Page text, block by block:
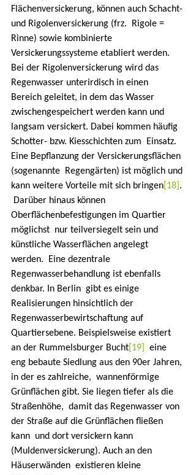
Flächenversickerung, können auch Schacht-
und Rigolenversickerung (frz.  Rigole =
Rinne) sowie kombinierte
Versickerungssysteme etabliert werden.
Bei der Rigolenversickerung wird das
Regenwasser unterirdisch in einen
Bereich geleitet, in dem das Wasser
zwischengespeichert werden kann und
langsam versickert. Dabei kommen häufig
Schotter- bzw. Kiesschichten zum  Einsatz.
Eine Bepflanzung der Versickerungsflächen
(sogenannte  Regengärten) ist möglich und
kann weitere Vorteile mit sich bringen [18] .
Darüber hinaus können
Oberflächenbefestigungen im Quartier
möglichst  nur teilversiegelt sein und
künstliche Wasserflächen angelegt
werden.  Eine dezentrale
Regenwasserbehandlung ist ebenfalls
denkbar. In Berlin  gibt es einige
Realisierungen hinsichtlich der
Regenwasserbewirtschaftung auf
Quartiersebene. Beispielsweise existiert
an der Rummelsburger Bucht [19]
  eine
eng bebaute Siedlung aus den 90er Jahren,
in der es zahlreiche,  wannenförmige
Grünflächen gibt. Sie liegen tiefer als die
Straßenhöhe,  damit das Regenwasser von
der Straße auf die Grünflächen fließen
kann  und dort versickern kann
(Muldenversickerung). Auch an den
Häuserwänden  existieren kleine